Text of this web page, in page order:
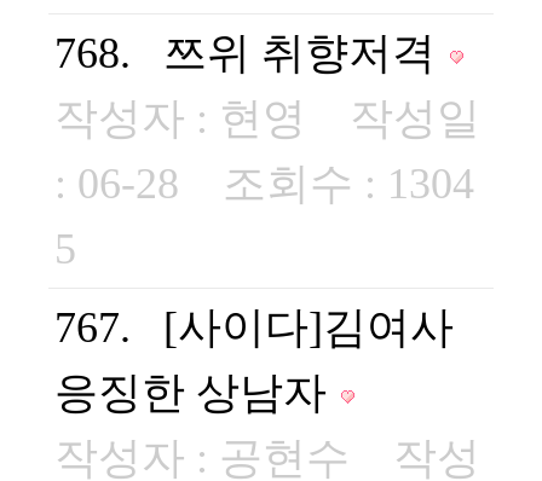
768. 쯔위 취향저격
작성자 : 현영
작성일
: 06-28 조회수 : 1304
5
767. [사이다]김여사
응징한 상남자
작성자 : 공현수 작성